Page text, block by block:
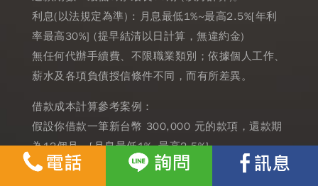
利息(以法規定為準) : 月息最低1%~最高2.5%[年利
率最高30%] (提早結清以日計算，無違約金)
無任何代辦手續費、不限職業類別；依據個人工作、
薪水及各項負債授信條件不同，而有所差異。
借款成本計算參考案例：
假設你借款一筆新台幣 300,000 元的款項，還款期
為12個月，[月息最低1%~最高2.5%]
本次範例中，月息為1.7% 最高年利率為20.4%，等